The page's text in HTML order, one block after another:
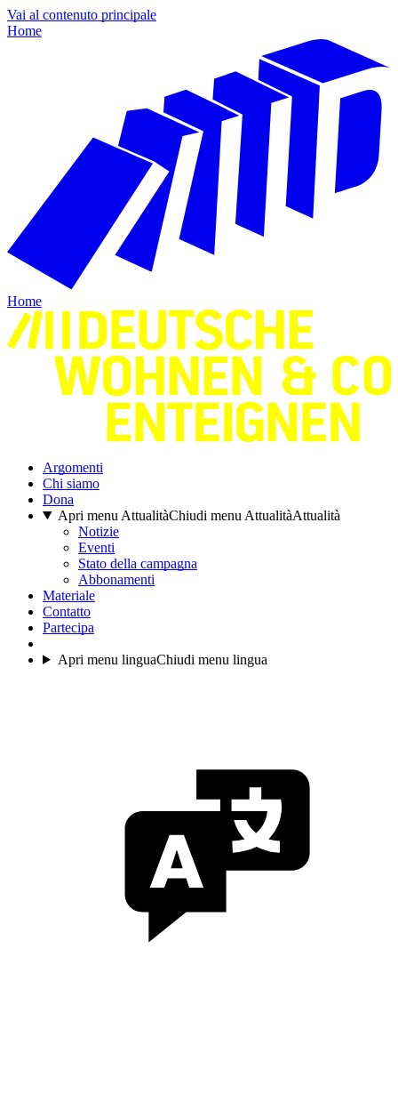
Vai al contenuto principale
Home
Home
Argomenti
Chi siamo
Dona
Apri menu AttualitàChiudi menu AttualitàAttualità
Notizie
Eventi
Stato della campagna
Abbonamenti
Materiale
Contatto
Partecipa
Apri menu linguaChiudi menu lingua